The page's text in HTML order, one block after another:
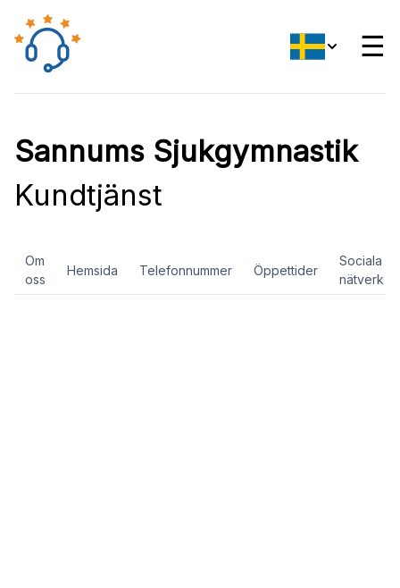
☰
Sannums Sjukgymnastik
Kundtjänst
Om
oss
Hemsida Telefonnummer Öppettider
Sociala
nätverk